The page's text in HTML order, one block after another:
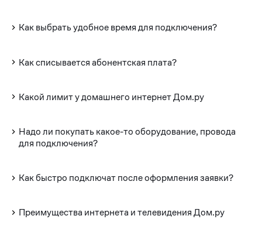
Как выбрать удобное время для подключения?
Как списывается абонентская плата?
Какой лимит у домашнего интернет Дом.ру
Надо ли покупать какое-то оборудование, провода
для подключения?
Как быстро подключат после оформления заявки?
Преимущества интернета и телевидения Дом.ру